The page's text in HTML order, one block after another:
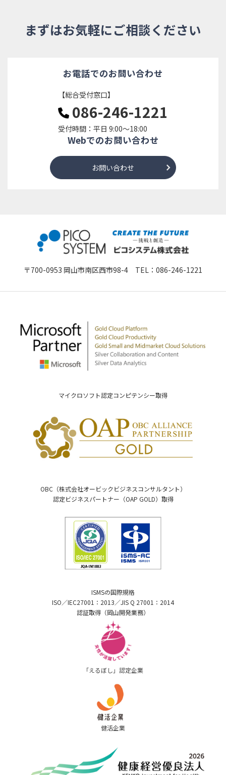
まずはお気軽にご相談ください
お電話でのお問い合わせ
【総合受付窓口】
086-246-1221
受付時間：平日 9:00～18:00
Webでのお問い合わせ
お問い合わせ
〒700-0953 岡山市南区西市98-4 TEL： 086-246-1221
マイクロソフト認定コンピテンシー取得
OBC（株式会社オービックビジネスコンサルタント）
認定ビジネスパートナー（OAP GOLD）取得
ISMSの国際規格
ISO／IEC27001：2013／JIS Q 27001：2014
認証取得（岡山開発業務）
「えるぼし」認定企業
健活企業